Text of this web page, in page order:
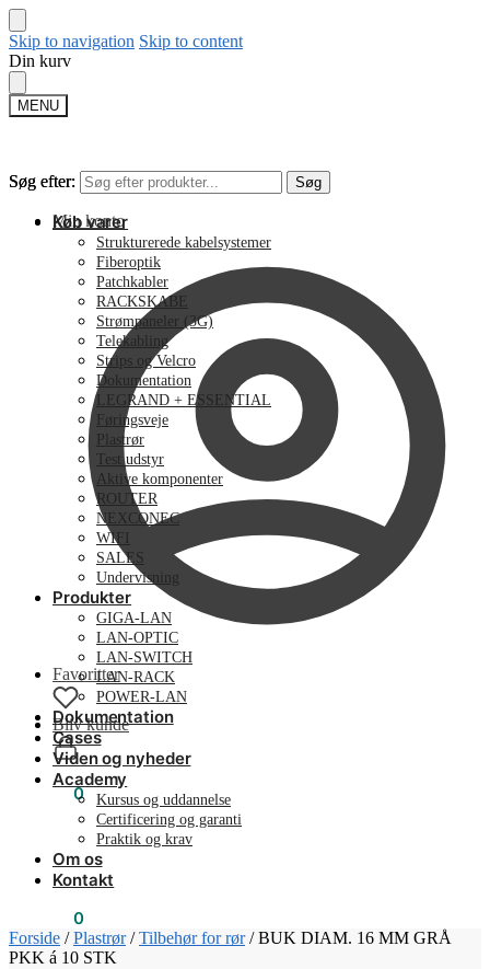
Skip to navigation Skip to content
Din kurv
MENU
Søg efter: Søg
Min konto
Favoritter
Bliv kunde
kr. 0
Søg efter: Søg
Køb varer
Strukturerede kabelsystemer
Fiberoptik
Patchkabler
RACKSKABE
Strømpaneler (3G)
Telekabling
Strips og Velcro
Dokumentation
LEGRAND + ESSENTIAL
Føringsveje
Plastrør
Test udstyr
Aktive komponenter
ROUTER
NEXCONEC
WIFI
SALES
Undervisning
Produkter
GIGA-LAN
LAN-OPTIC
LAN-SWITCH
LAN-RACK
POWER-LAN
Dokumentation
Cases
Viden og nyheder
Academy
Kursus og uddannelse
Certificering og garanti
Praktik og krav
Om os
Kontakt
0
Forside /Plastrør/Tilbehør for rør/BUK DIAM. 16 MM GRÅ
PKK á 10 STK